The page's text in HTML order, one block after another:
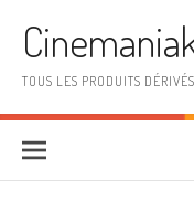
TOUS LES PRODUITS